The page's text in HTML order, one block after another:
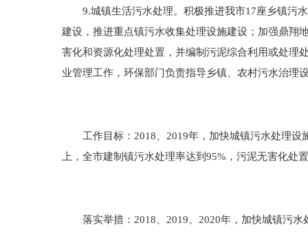
9.城镇生活污水处理。积极推进我市17座乡镇污水
建设，推进重点镇污水收集处理设施建设；加强鼎翔
害化和资源化处理处置，并编制污泥综合利用或处理
业管理工作，环保部门负责指导乡镇、农村污水治理
工作目标：2018、2019年，加快城镇污水处理设
上，全市建制镇污水处理率达到95%，污泥无害化处
落实举措：2018、2019、2020年，加快城镇污水